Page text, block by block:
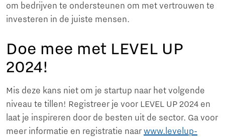
om bedrijven te ondersteunen om met vertrouwen te
investeren in de juiste mensen.
Doe mee met LEVEL UP
2024!
Mis deze kans niet om je startup naar het volgende
niveau te tillen! Registreer je voor LEVEL UP 2024 en
laat je inspireren door de besten uit de sector. Ga voor
meer informatie en registratie naar www.levelup-